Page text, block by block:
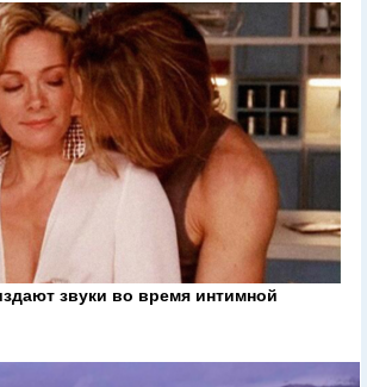
звуки во время интимной